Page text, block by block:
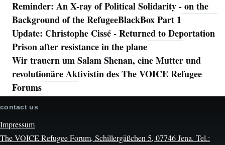
Reminder: An X-ray of Political Solidarity - on the
Background of the RefugeeBlackBox Part 1
Update: Christophe Cissé - Returned to Deportation
Prison after resistance in the plane
Wir trauern um Salam Shenan, eine Mutter und
revolutionäre Aktivistin des The VOICE Refugee
Forums
contact us
Impressum
The VOICE Refugee Forum, Schillergäßchen 5, 07746 Jena. Tel.: